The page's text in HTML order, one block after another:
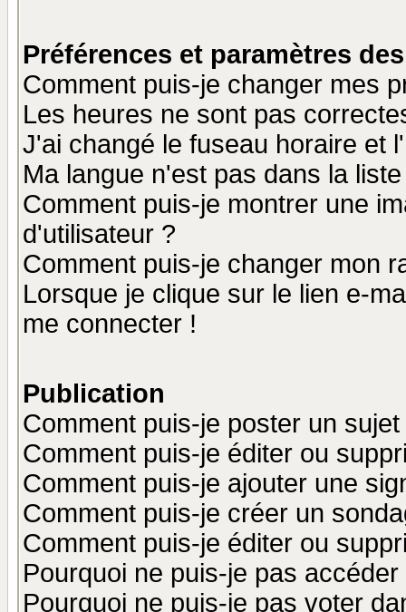
Préférences et paramètres
Comment puis-je changer mes
Les heures ne sont pas
J'ai changé le fuseau horaire et
Ma langue n'est pas dans la
Comment puis-je montrer une
d'utilisateur ?
Comment puis-je changer mon
Lorsque je clique sur le lien e-
me connecter !
Publication
Comment puis-je poster un
Comment puis-je éditer ou
Comment puis-je ajouter une
Comment puis-je créer un
Comment puis-je éditer ou
Pourquoi ne puis-je pas
Pourquoi ne puis-je pas voter